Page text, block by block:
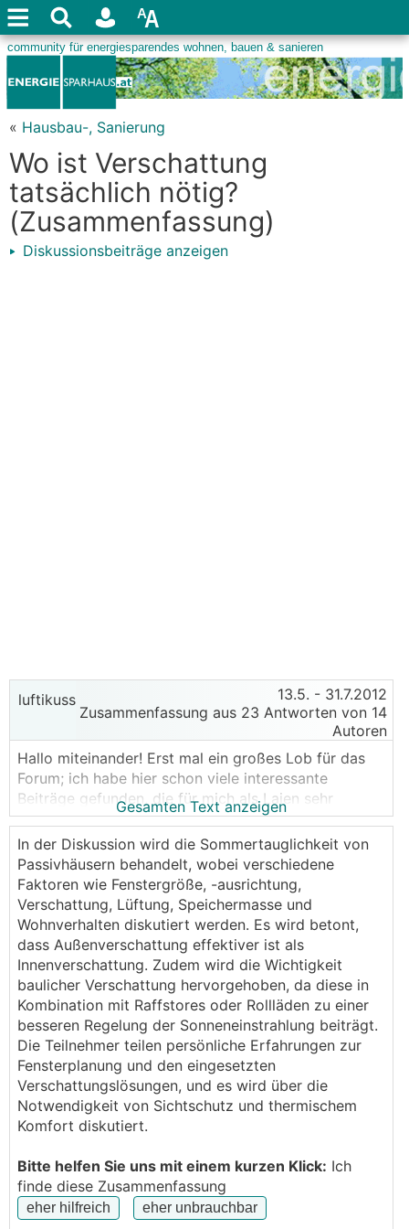
« Hausbau-, Sanierung
Wo ist Verschattung
tatsächlich nötig?
(Zusammenfassung)
Diskussionsbeiträge anzeigen
luftikuss 13.5. - 31.7.2012
Zusammenfassung aus 23 Antworten von 14
Autoren
Hallo miteinander! Erst mal ein großes Lob für das
Forum; ich habe hier schon viele interessante
Beiträge gefunden, die für mich als Laien sehr
hilfreich waren. Nun aber habe ich eine recht
individuelle Frage, daher dieser Thread hier. :)
Wir stehen kurz davor, uns für ein Passivhaus zu
entscheiden. Nun ist die Frage, wo wir überall
Verschattungselemente (also Außen-Rollläden)
anbringen. Südseite ist klar und die Westseite
braucht das natürlich auch komplett. Unschlüssig
sind wir uns nur bei der Ostseite (die auch noch eine
ganz leichte Südtendenz hat). Ich neige dazu, die
Fenster auch dort komplett mit Rollläden
auszustatten. Was meint ihr?
Verzichtbar wäre eventuell nur das kleine Fenster
des Gäste-WCs, wo mir persönlich der Rollladen den
Preis nur schwer Wert wäre, da es wirklich nur ein
Rolladen vor einem einzelnen kleinen Fenster auf der
Ostseite (wie gesagt mit leichter Südtendenz)
verzichtbar oder unterläuft man damit die restliche
Verschattung? Würde hier eventuell ein
Gesamten Text anzeigen
In der Diskussion wird die Sommertauglichkeit von
Passivhäusern behandelt, wobei verschiedene
Faktoren wie Fenstergröße, -ausrichtung,
Verschattung, Lüftung, Speichermasse und
Wohnverhalten diskutiert werden. Es wird betont,
dass Außenverschattung effektiver ist als
Innenverschattung. Zudem wird die Wichtigkeit
baulicher Verschattung hervorgehoben, da diese in
Kombination mit Raffstores oder Rollläden zu einer
besseren Regelung der Sonneneinstrahlung beiträgt.
Die Teilnehmer teilen persönliche Erfahrungen zur
Fensterplanung und den eingesetzten
Verschattungslösungen, und es wird über die
Notwendigkeit von Sichtschutz und thermischem
Komfort diskutiert.
Bitte helfen Sie uns mit einem kurzen Klick: Ich
finde diese Zusammenfassung